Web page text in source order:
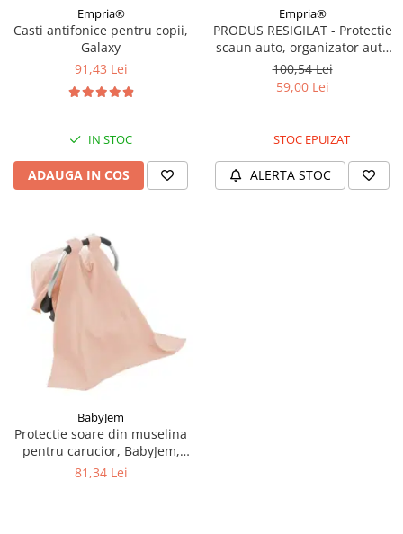
Empria®
Casti antifonice pentru copii,
Galaxy
91,43 Lei
IN STOC
ADAUGA IN COS
Empria®
PRODUS RESIGILAT - Protectie
scaun auto, organizator auto
copii, 8 buzunare, Empria,
54x43 cm, Bleu
100,54 Lei
59,00 Lei
STOC EPUIZAT
ALERTA STOC
BabyJem
Protectie soare din muselina
pentru carucior, BabyJem,
90x110 cm, Somon
81,34 Lei